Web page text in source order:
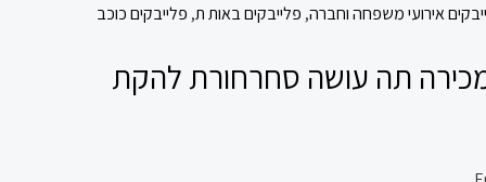
אירועי משפחה וחברה, פלייבקים באות ת, פלייבקים כוכב
תה עושה סחרחורת להקת